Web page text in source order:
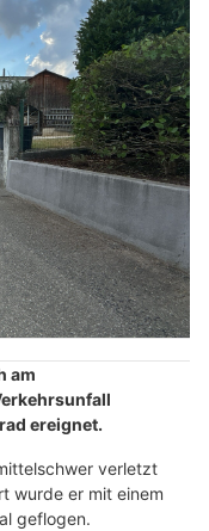
am
ereignet.
verletzt
wurde er mit einem
geflogen.